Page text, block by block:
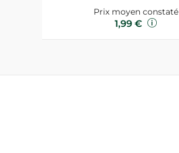
Prix moyen constaté
1,99 €